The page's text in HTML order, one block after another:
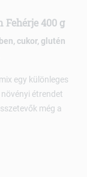
Fehérje 400 g
cukor, glutén
egy különleges
étrendet
még a